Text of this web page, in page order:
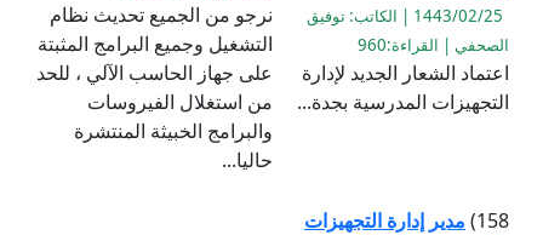
1443/02/25 | الكاتب: توفيق
الصحفي | القراءة:960
اعتماد الشعار الجديد لإدارة
التجهيزات المدرسية بجدة...
نرجو من الجميع تحديث نظام
التشغيل وجميع البرامج المثبتة
على جهاز الحاسب الآلي ، للحد
من استغلال الفيروسات
والبرامج الخبيثة المنتشرة
حاليا...
158) مدير إدارة التجهيزات